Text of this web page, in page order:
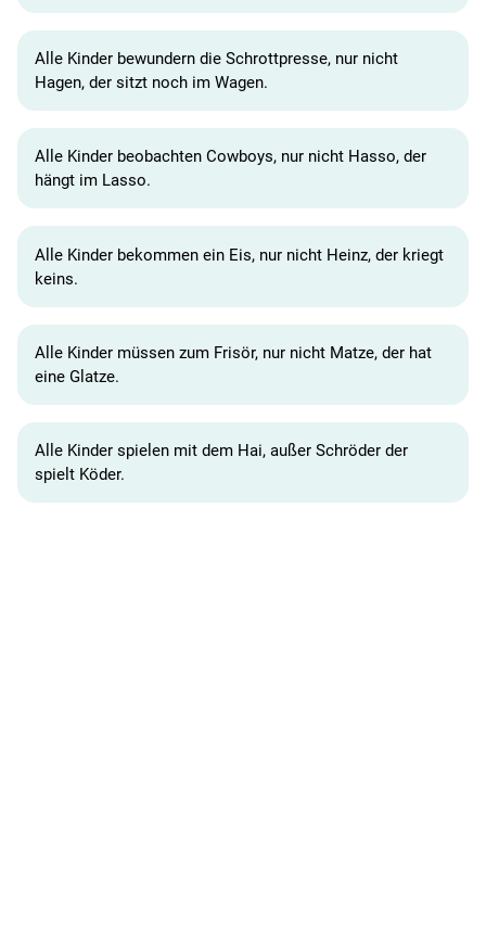
Alle Kinder bewundern die Schrottpresse, nur nicht
Hagen, der sitzt noch im Wagen.
Alle Kinder beobachten Cowboys, nur nicht Hasso, der
hängt im Lasso.
Alle Kinder bekommen ein Eis, nur nicht Heinz, der kriegt
keins.
Alle Kinder müssen zum Frisör, nur nicht Matze, der hat
eine Glatze.
Alle Kinder spielen mit dem Hai, außer Schröder der
spielt Köder.